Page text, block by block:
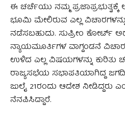
ಈ ಚರ್ಚೆಯು ನಮ್ಮ ಪ್ರಜಾಪ್ರಭುತ್ವಕ್ಕೆ
ಭೂಮಿ ಮೇಲಿರುವ ಎಲ್ಲ
ನಡೆಸಬಹುದು. ಸುಪ್ರೀಂ ಕೋರ್ಟ್‌
ನ್ಯಾಯಮೂರ್ತಿಗಳ ವಾಗ್ದಂಡನೆ
ಉಳಿದ ಎಲ್ಲ ವಿಷಯಗಳನ್ನು ಕುರಿತು
ರಾಜ್ಯಸಭೆಯ ಸಭಾಪತಿಯಾಗಿದ್ದ
ಜುಲೈ 21ರಂದು ಆದೇಶ ನೀಡಿದ್ದರು
ನೆನಪಿಸಿದ್ದಾರೆ.